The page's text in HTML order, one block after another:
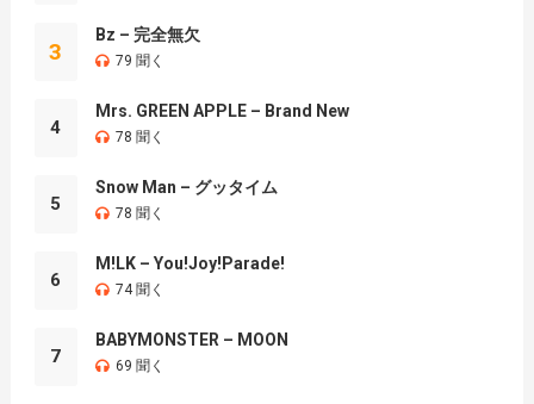
3
Bz – 完全無欠
79 聞く
4
Mrs. GREEN APPLE – Brand New
78 聞く
5
Snow Man – グッタイム
78 聞く
6
M!LK – You!Joy!Parade!
74 聞く
7
BABYMONSTER – MOON
69 聞く